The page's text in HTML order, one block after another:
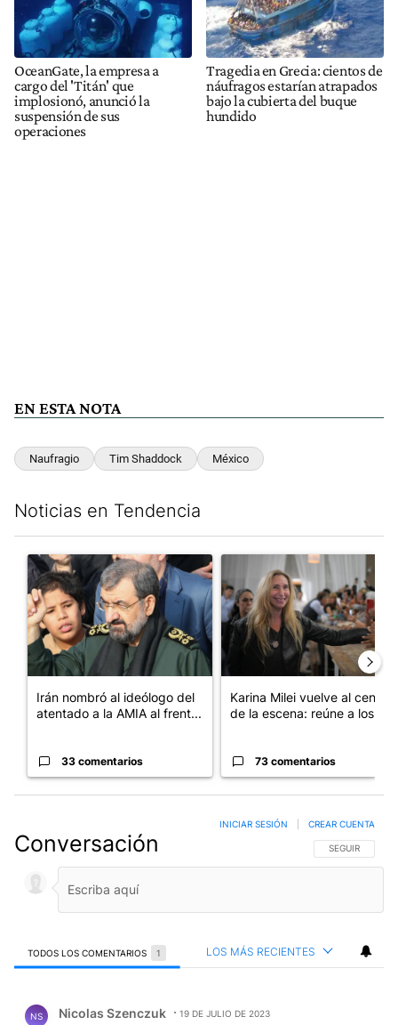
OceanGate, la empresa a
cargo del 'Titán' que
implosionó, anunció la
suspensión de sus
operaciones
Tragedia en Grecia: cientos de
náufragos estarían atrapados
bajo la cubierta del buque
hundido
EN ESTA NOTA
Naufragio Tim Shaddock México
Noticias en Tendencia
Un artículo de tendencia con el título "Irán nombró al ideólogo
Irán nombró al ideólogo del
atentado a la AMIA al frent...
33 comentarios
Un artículo de tendencia
Karina Milei vuelve al centro
de la escena: reúne a los...
73 comentarios
Conversación SIGA ESTA
SEGUIR
INICIAR SESIÓN CREAR CUENTA
TODOS LOS COMENTARIOS 1 LOS MÁS RECIENTES
NS Nicolas Szenczuk 19 DE JULIO DE 2023